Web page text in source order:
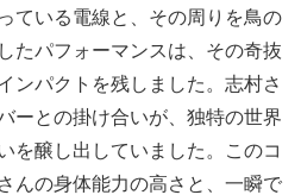
ている電線と、その周りを鳥の
たパフォーマンスは、その奇抜
ンパクトを残しました。志村さ
ーとの掛け合いが、独特の世界
を醸し出していました。このコ
んの身体能力の高さと、一瞬で